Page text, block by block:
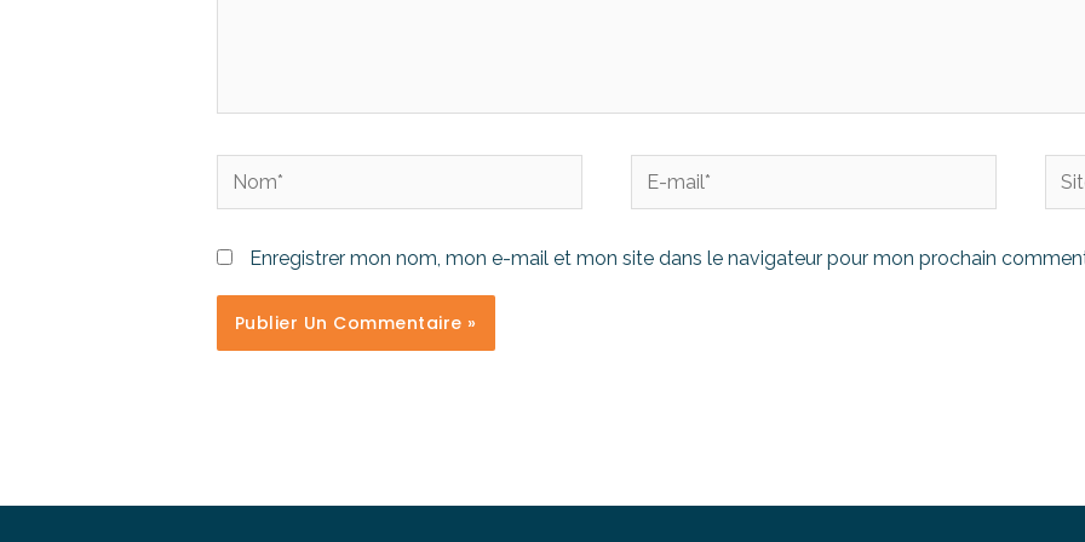
Enregistrer mon nom, mon e-mail et mon site dans le navigateur pour mon prochain